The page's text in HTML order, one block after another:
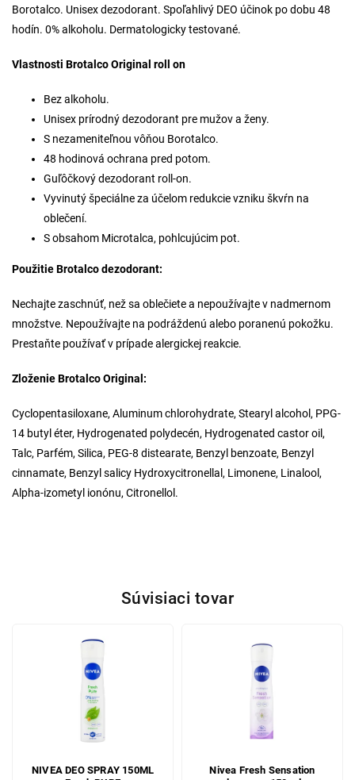
Súvisiaci tovar
NIVEA DEO SPRAY 150ML
Nivea Fresh Sensation
Borotalco. Unisex dezodorant. Spoľahlivý DEO účinok po dobu 48
hodín. 0% alkoholu. Dermatologicky testované.
Vlastnosti Brotalco Original roll on
Bez alkoholu.
Unisex prírodný dezodorant pre mužov a ženy.
S nezameniteľnou vôňou Borotalco.
48 hodinová ochrana pred potom.
Guľôčkový dezodorant roll-on.
Vyvinutý špeciálne za účelom redukcie vzniku škvŕn na
oblečení.
S obsahom Microtalca, pohlcujúcim pot.
Použitie Brotalco dezodorant:
Nechajte zaschnúť, než sa oblečiete a nepoužívajte v nadmernom
množstve. Nepoužívajte na podráždenú alebo poranenú pokožku.
Prestaňte používať v prípade alergickej reakcie.
Zloženie Brotalco Original:
Cyclopentasiloxane, Aluminum chlorohydrate, Stearyl alcohol, PPG-
14 butyl éter, Hydrogenated polydecén, Hydrogenated castor oil,
Talc, Parfém, Silica, PEG-8 distearate, Benzyl benzoate, Benzyl
cinnamate, Benzyl salicy Hydroxycitronellal, Limonene, Linalool,
Alpha-izometyl ionónu, Citronellol.